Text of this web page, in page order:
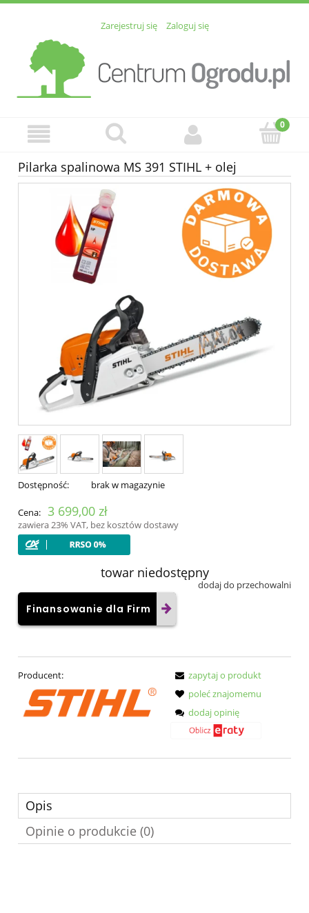
Zarejestruj się Zaloguj się
Pilarka spalinowa MS 391 STIHL + olej
Dostępność: brak w magazynie
Cena: 3 699,00 zł
zawiera 23% VAT, bez kosztów dostawy
towar niedostępny
dodaj do przechowalni
Finansowanie dla Firm
Producent:
zapytaj o produkt
poleć znajomemu
dodaj opinię
Opis
Opinie o produkcie (0)